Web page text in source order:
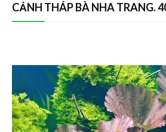
CẢNH THÁP BÀ NHA TRANG.